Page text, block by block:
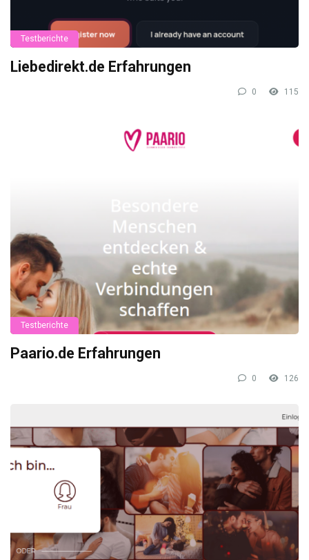
Testberichte
Liebedirekt.de Erfahrungen
0 115
Testberichte
Paario.de Erfahrungen
0 126